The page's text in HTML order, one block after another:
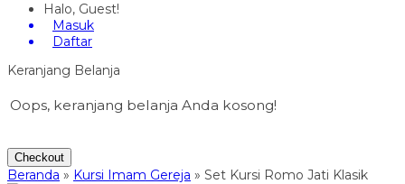
Halo, Guest!
Masuk
Daftar
Keranjang Belanja
Oops, keranjang belanja Anda kosong!
Checkout
Beranda » Kursi Imam Gereja » Set Kursi Romo Jati Klasik